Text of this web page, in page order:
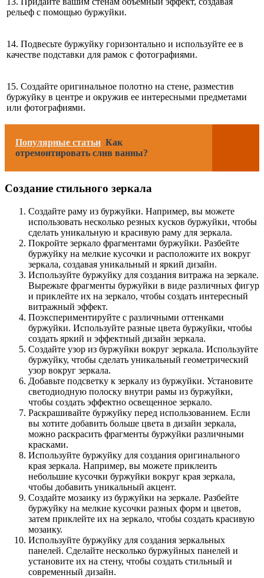
рельеф с помощью буржуйки.
14. Подвесьте буржуйку горизонтально и используйте ее в
качестве подставки для рамок с фотографиями.
15. Создайте оригинальное полотно на стене, разместив
буржуйку в центре и окружив ее интересными предметами
или фотографиями.
Популярные статьи Как
отремонтировать слив ванны?
Создание стильного зеркала
Создайте раму из буржуйки. Например, вы можете
использовать несколько резных кусков буржуйки, чтобы
сделать уникальную и красивую раму для зеркала.
Покройте зеркало фрагментами буржуйки. Разбейте
буржуйку на мелкие кусочки и расположите их вокруг
зеркала, создавая уникальный и яркий дизайн.
Используйте буржуйку для создания витража на зеркале.
Вырежьте фрагменты буржуйки в виде различных фигур
и приклейте их на зеркало, чтобы создать интересный
витражный эффект.
Поэкспериментируйте с различными оттенками
буржуйки. Используйте разные цвета буржуйки, чтобы
создать яркий и эффектный дизайн зеркала.
Создайте узор из буржуйки вокруг зеркала. Используйте
буржуйку, чтобы сделать уникальный геометрический
узор вокруг зеркала.
Добавьте подсветку к зеркалу из буржуйки. Установите
светодиодную полоску внутри рамы из буржуйки,
чтобы создать эффектно освещенное зеркало.
Раскрашивайте буржуйку перед использованием. Если
вы хотите добавить больше цвета в дизайн зеркала,
можно раскрасить фрагменты буржуйки различными
красками.
Используйте буржуйку для создания оригинального
края зеркала. Например, вы можете приклеить
небольшие кусочки буржуйки вокруг края зеркала,
чтобы добавить уникальный акцент.
Создайте мозаику из буржуйки на зеркале. Разбейте
буржуйку на мелкие кусочки разных форм и цветов,
затем приклейте их на зеркало, чтобы создать красивую
мозаику.
Используйте буржуйку для создания зеркальных
панелей. Сделайте несколько буржуйных панелей и
установите их на стену, чтобы создать стильный и
современный дизайн.